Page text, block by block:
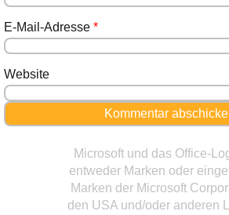
E-Mail-Adresse *
Website
Microsoft und das Office-
entweder Marken oder
Marken der Microsoft
den USA und/oder anderen